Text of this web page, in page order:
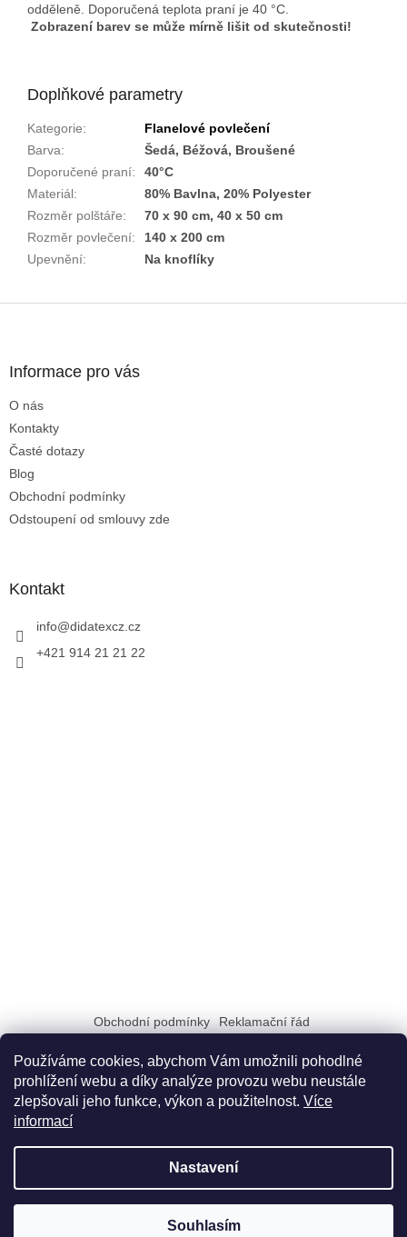
Používáme cookies, abychom Vám umožnili pohodlné
prohlížení webu a díky analýze provozu webu neustále
zlepšovali jeho funkce, výkon a použitelnost. Více
informací
Nastavení
Souhlasím
odděleně. Doporučená teplota praní je 40 °C.
Zobrazení barev se může mírně lišit od skutečnosti!
Doplňkové parametry
Kategorie:
Flanelové povlečení
Barva:
Šedá, Béžová, Broušené
Doporučené praní:
40°C
Materiál:
80% Bavlna, 20% Polyester
Rozměr polštáře:
70 x 90 cm, 40 x 50 cm
Rozměr povlečení:
140 x 200 cm
Upevnění: Na knoflíky
Informace pro vás
O nás
Kontakty
Časté dotazy
Blog
Obchodní podmínky
Odstoupení od smlouvy zde
Kontakt
info@didatexcz.cz
+421 914 21 21 22
Obchodní podmínky
Reklamační řád
Doprava a možnosti platby
Dokumenty na stiahnutie
Vytvořil Shoptet
Didatex.cz. Všechna práva vyhrazena.